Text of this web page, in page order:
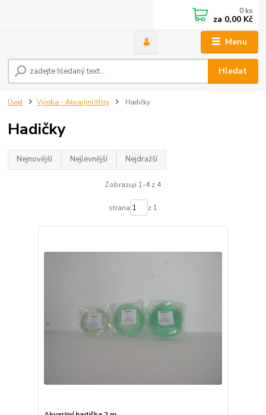
Menu
Hledat
0 ks
za 0,00 Kč
Úvod Výroba - Akvarijní filtry Hadičky
Hadičky
Nejnovější Nejlevnější Nejdražší
Zobrazuji 1-4 z 4
strana z 1